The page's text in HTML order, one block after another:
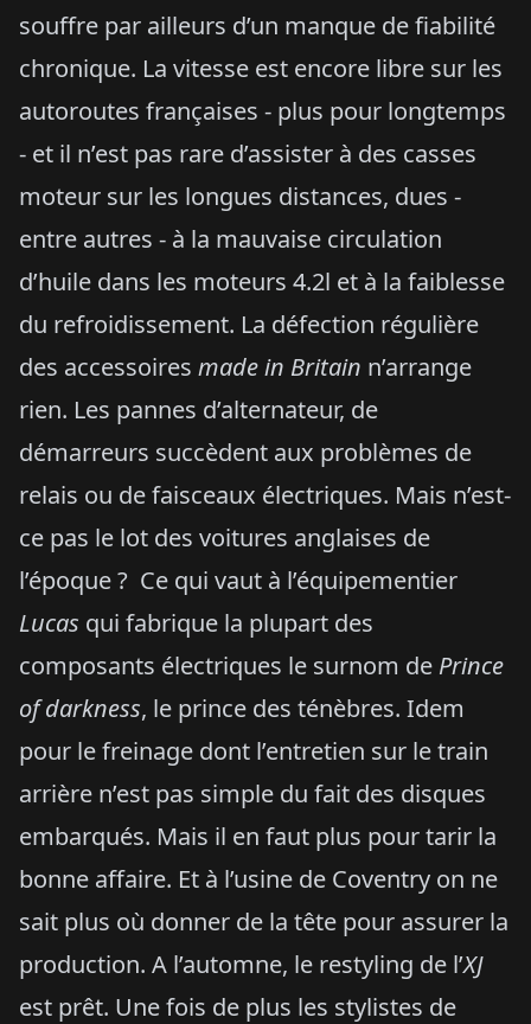
souffre par ailleurs d’un manque de fiabilité
chronique. La vitesse est encore libre sur les
autoroutes françaises - plus pour longtemps
- et il n’est pas rare d’assister à des casses
moteur sur les longues distances, dues -
entre autres - à la mauvaise circulation
d’huile dans les moteurs 4.2l et à la faiblesse
du refroidissement. La défection régulière
des accessoires made in Britain n’arrange
rien. Les pannes d’alternateur, de
démarreurs succèdent aux problèmes de
relais ou de faisceaux électriques. Mais n’est-
ce pas le lot des voitures anglaises de
l’époque ? Ce qui vaut à l’équipementier
Lucas qui fabrique la plupart des
composants électriques le surnom de Prince
of darkness, le prince des ténèbres. Idem
pour le freinage dont l’entretien sur le train
arrière n’est pas simple du fait des disques
embarqués. Mais il en faut plus pour tarir la
bonne affaire. Et à l’usine de Coventry on ne
sait plus où donner de la tête pour assurer la
production. A l’automne, le restyling de l’XJ
est prêt. Une fois de plus les stylistes de